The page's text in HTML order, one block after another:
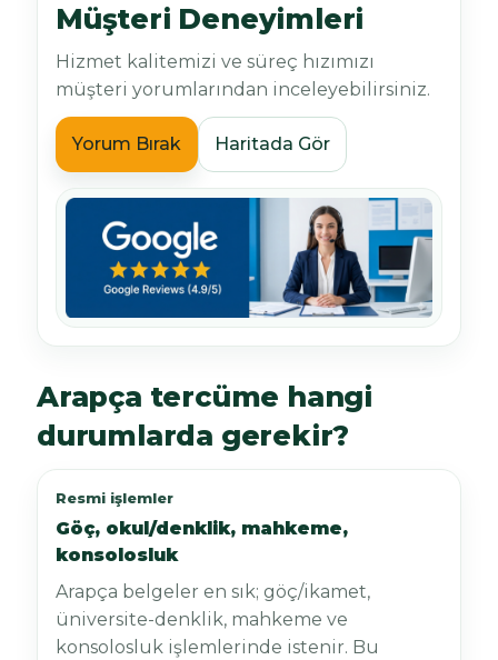
Müşteri Deneyimleri
Hizmet kalitemizi ve süreç hızımızı
müşteri yorumlarından inceleyebilirsiniz.
Yorum Bırak Haritada Gör
Arapça tercüme hangi
durumlarda gerekir?
Resmi işlemler
Göç, okul/denklik, mahkeme,
konsolosluk
Arapça belgeler en sık; göç/ikamet,
üniversite-denklik, mahkeme ve
konsolosluk işlemlerinde istenir. Bu